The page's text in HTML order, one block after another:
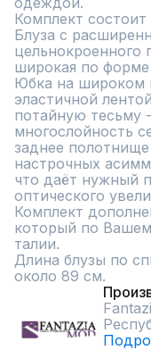
Комплект
Блуза с
цельнокроенного
широкая по
Юбка на широком
эластичной
потайную тесьму
многослойность
заднее
настрочных
что даёт нужный
оптического
Комплект
который по
талии.
Длина блузы по
около 89 см.